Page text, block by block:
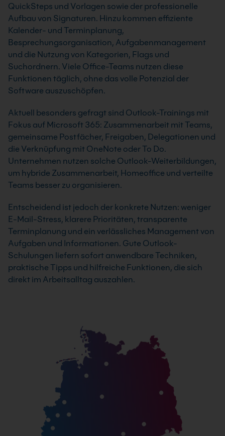
QuickSteps und Vorlagen sowie der professionelle
Aufbau von Signaturen. Hinzu kommen effiziente
Kalender- und Terminplanung,
Besprechungsorganisation, Aufgabenmanagement
und die Nutzung von Kategorien, Flags und
Suchordnern. Viele Office-Teams nutzen diese
Funktionen täglich, ohne das volle Potenzial der
Software auszuschöpfen.
Aktuell besonders gefragt sind Outlook-Trainings mit
Fokus auf Microsoft 365: Zusammenarbeit mit Teams,
gemeinsame Postfächer, Freigaben, Delegationen und
die Verknüpfung mit OneNote oder To Do.
Unternehmen nutzen solche Outlook-Weiterbildungen,
um hybride Zusammenarbeit, Homeoffice und verteilte
Teams besser zu organisieren.
Entscheidend ist jedoch der konkrete Nutzen: weniger
E-Mail-Stress, klarere Prioritäten, transparente
Terminplanung und ein verlässliches Management von
Aufgaben und Informationen. Gute Outlook-
Schulungen liefern sofort anwendbare Techniken,
praktische Tipps und hilfreiche Funktionen, die sich
direkt im Arbeitsalltag auszahlen.